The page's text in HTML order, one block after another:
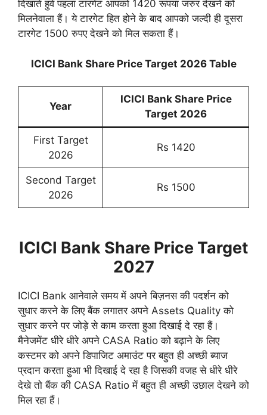
दिखाते हुवे पहला टारगेट आपको 1420 रूपया जरुर देखने को
मिलनेवाला हैं। ये टारगेट हित होने के बाद आपको जल्दी ही दूसरा
टारगेट 1500 रुपए देखने को मिल सकता हैं।
ICICI Bank Share Price Target 2026 Table
Year
ICICI Bank Share Price
Target 2026
First Target
2026
Rs 1420
Second Target
2026
Rs 1500
ICICI Bank Share Price Target
2027
ICICI Bank आनेवाले समय में अपने बिज़नस की पदर्शन को
सुधार करने के लिए बैंक लगातर अपने Assets Quality को
सुधार करने पर जोड़े से काम करता हुआ दिखाई दे रहा हैं।
मैनेजमेंट धीरे धीरे अपने CASA Ratio को बढ़ाने के लिए
कस्टमर को अपने डिपाजिट अमाउंट पर बहुत ही अच्छी ब्याज
प्रदान करता हुआ भी दिखाई दे रहा है जिसकी वजह से धीरे धीरे
देखे तो बैंक की CASA Ratio में बहुत ही अच्छी उछाल देखने को
मिल रहा हैं।